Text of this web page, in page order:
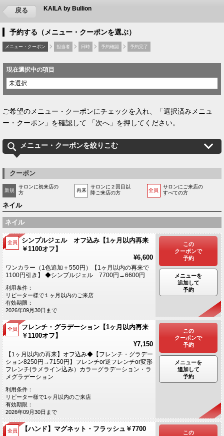
戻る KAILA by Bullion
予約する（メニュー・クーポンを選ぶ）
メニュー・クーポン 担当者 日時 予約確認 予約完了
現在選択中の項目
未選択
ご希望のメニュー・クーポンにチェックを入れ、「選択済みメニュ
ー・クーポン」を確認して 「次へ」を押してください。
メニュー・クーポンを絞りこむ
クーポン
新規
サロンに初来店の
方
再来
サロンに２回目以
降ご来店の方
全員
サロンにご来店の
すべての方
ネイル
ネイル
全員
シンプルジェル オフ込み【1ヶ月以内再来
￥1100オフ】
¥6,600
ワンカラー（1色追加＋550円）【1ヶ月以内の再来で
1100円引き】 ◆シンプルジェル 7700円→6600円
利用条件：
リピーター様で１ヶ月以内のご来店
有効期限：
2026年09月30日まで
この
クーポンで
予約
メニューを
追加して
予約
全員
フレンチ・グラデーション【1ヶ月以内再来
￥1100オフ】
¥7,150
【1ヶ月以内の再来】オフ込み◆【フレンチ・グラデー
ション8250円→7150円】フレンチor逆フレンチor変形
フレンチ(ラメライン込み）カラーグラデーション・ラ
メグラデーション
利用条件：
リピーター様で1ヶ月以内のご来店
有効期限：
2026年09月30日まで
この
クーポンで
予約
メニューを
追加して
予約
全員
【ハンド】マグネット・フラッシュ￥7700
この